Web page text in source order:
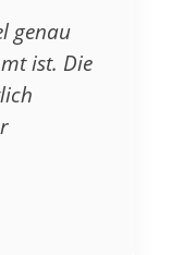
genau
ist. Die